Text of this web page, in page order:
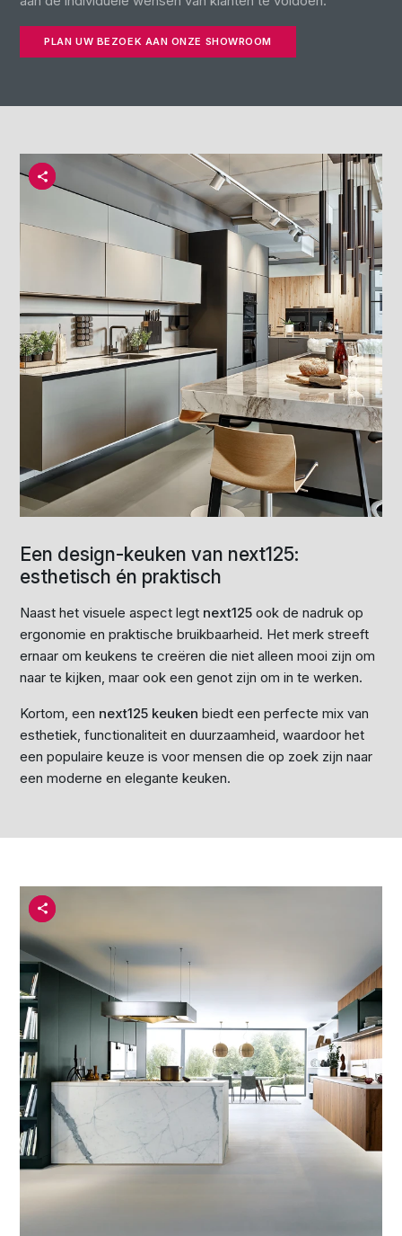
PLAN UW BEZOEK AAN ONZE SHOWROOM
Een design-keuken van next125:
esthetisch én praktisch
Naast het visuele aspect legt next125 ook de nadruk op
ergonomie en praktische bruikbaarheid. Het merk streeft
ernaar om keukens te creëren die niet alleen mooi zijn om
naar te kijken, maar ook een genot zijn om in te werken.
Kortom, een next125 keuken biedt een perfecte mix van
esthetiek, functionaliteit en duurzaamheid, waardoor het
een populaire keuze is voor mensen die op zoek zijn naar
een moderne en elegante keuken.